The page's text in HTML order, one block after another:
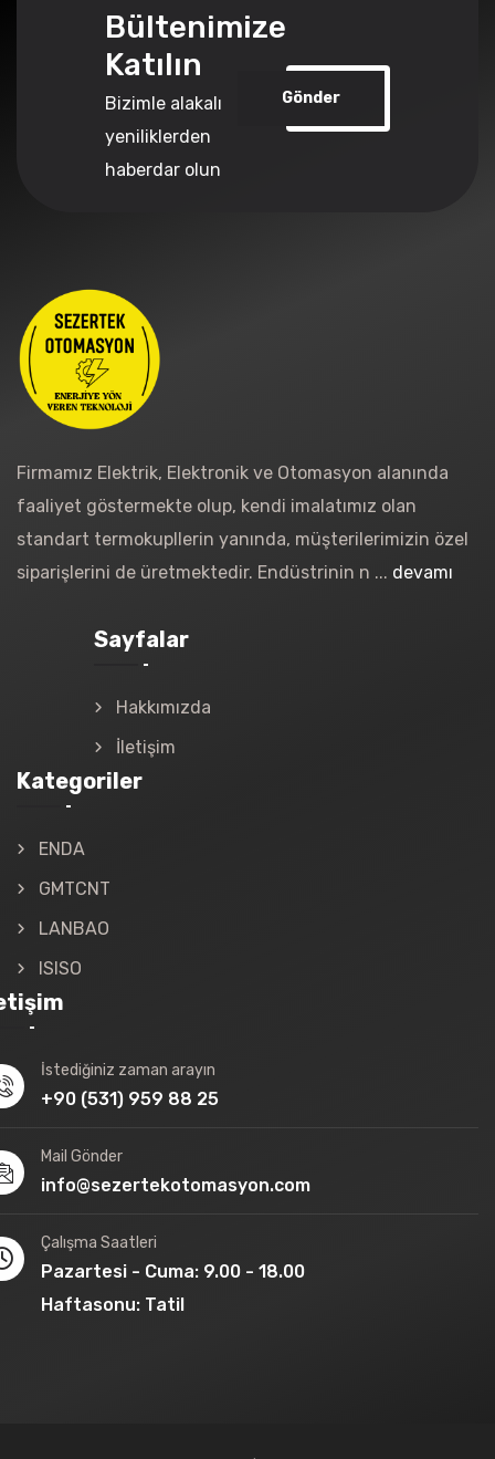
Bültenimize
Katılın
Bizimle alakalı
yeniliklerden
haberdar olun
Gönder
Firmamız Elektrik, Elektronik ve Otomasyon alanında
faaliyet göstermekte olup, kendi imalatımız olan
standart termokupllerin yanında, müşterilerimizin özel
siparişlerini de üretmektedir. Endüstrinin n ... devamı
Sayfalar
Hakkımızda
İletişim
Kategoriler
ENDA
GMTCNT
LANBAO
ISISO
İstediğiniz zaman arayın
+90 (531) 959 88 25
Mail Gönder
info@sezertekotomasyon.com
Çalışma Saatleri
Pazartesi - Cuma: 9.00 - 18.00
Haftasonu: Tatil